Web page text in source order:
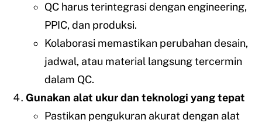
QC harus terintegrasi dengan engineering,
PPIC, dan produksi.
Kolaborasi memastikan perubahan desain,
jadwal, atau material langsung tercermin
dalam QC.
Gunakan alat ukur dan teknologi yang tepat
Pastikan pengukuran akurat dengan alat